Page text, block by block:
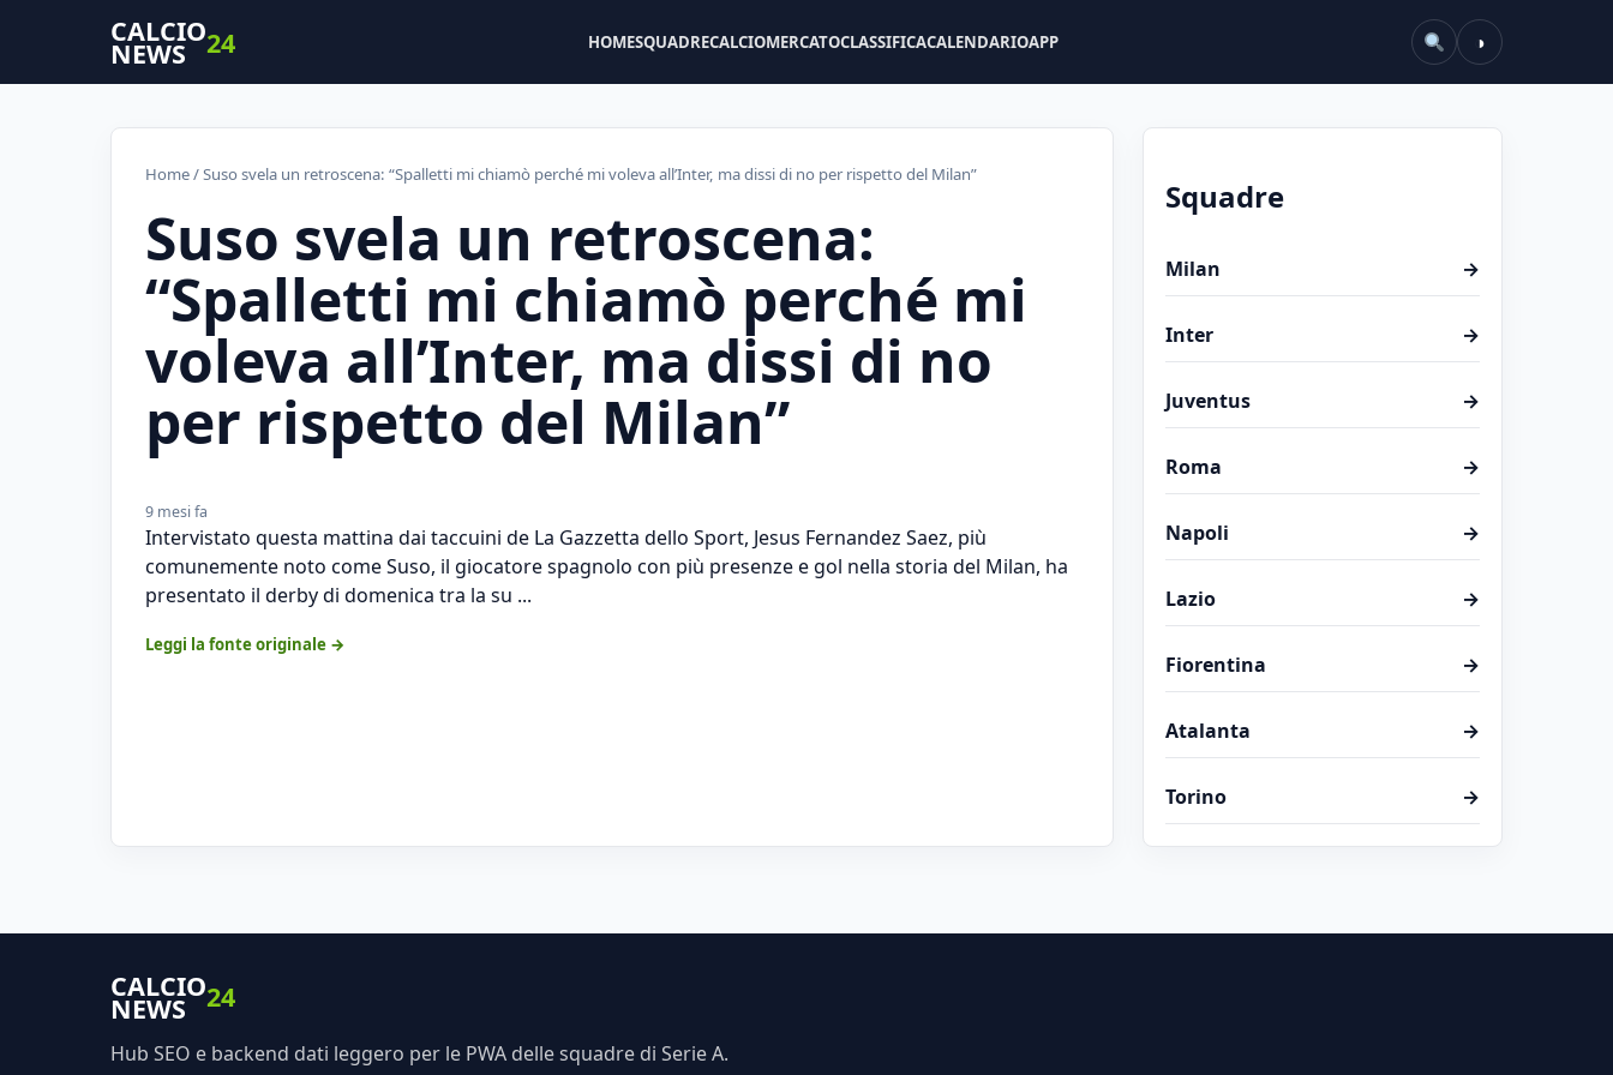
CALCIO
NEWS 24 HOMESQUADRECALCIOMERCATOCLASSIFICACALENDARIOAPP ◑
Home/ Suso svela un retroscena: “Spalletti mi chiamò perché mi voleva all’Inter, ma dissi di no per rispetto del Milan”
Suso svela un retroscena:
“Spalletti mi chiamò perché mi
voleva all’Inter, ma dissi di no
per rispetto del Milan”
9 mesi fa
Intervistato questa mattina dai taccuini de La Gazzetta dello Sport, Jesus Fernandez Saez, più
comunemente noto come Suso, il giocatore spagnolo con più presenze e gol nella storia del Milan, ha
presentato il derby di domenica tra la su ...
Leggi la fonte originale →
Squadre
Milan →
Inter →
Juventus →
Roma →
Napoli →
Lazio →
Fiorentina →
Atalanta →
Torino →
CALCIO
NEWS 24
Hub SEO e backend dati leggero per le PWA delle squadre di Serie A.